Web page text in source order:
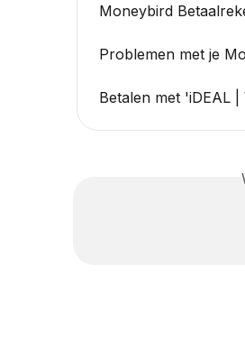
Moneybird
Problemen met je
Betalen met 'iDEAL